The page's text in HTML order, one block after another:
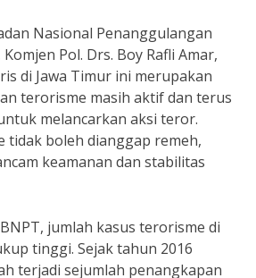
Nasional Penanggulangan
Pol. Drs. Boy Rafli Amar,
di Jawa Timur ini merupakan
terorisme masih aktif dan terus
melancarkan aksi teror.
tidak boleh dianggap remeh,
keamanan dan stabilitas
jumlah kasus terorisme di
tinggi. Sejak tahun 2016
terjadi sejumlah penangkapan